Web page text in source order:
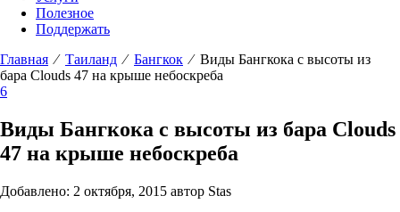
Полезное
Поддержать
Главная ⁄ Таиланд ⁄ Бангкок ⁄ Виды Бангкока с высоты из
бара Clouds 47 на крыше небоскреба
6
Виды Бангкока с высоты из бара Clouds
47 на крыше небоскреба
Добавлено: 2 октября, 2015 автор Stas